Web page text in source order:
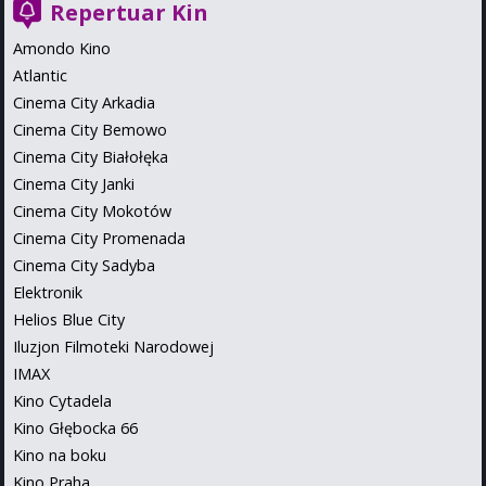
Repertuar Kin
Amondo Kino
Atlantic
Cinema City Arkadia
Cinema City Bemowo
Cinema City Białołęka
Cinema City Janki
Cinema City Mokotów
Cinema City Promenada
Cinema City Sadyba
Elektronik
Helios Blue City
Iluzjon Filmoteki Narodowej
IMAX
Kino Cytadela
Kino Głębocka 66
Kino na boku